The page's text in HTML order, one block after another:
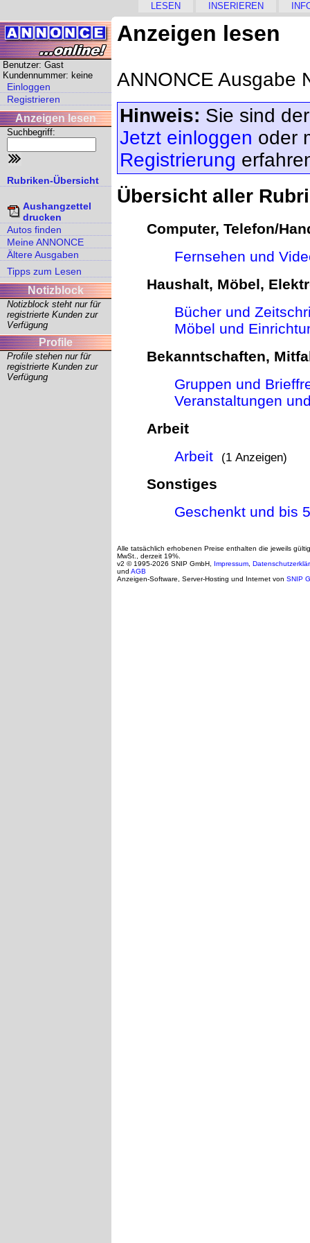
LESEN INSERIEREN
Benutzer: Gast
Kundennummer: keine
Einloggen
Registrieren
Anzeigen lesen
Suchbegriff:
Rubriken-Übersicht
Aushangzettel
drucken
Autos finden
Meine ANNONCE
Ältere Ausgaben
Tipps zum Lesen
Notizblock
Notizblock steht nur für
registrierte Kunden zur
Verfügung
Profile
Profile stehen nur für
registrierte Kunden zur
Verfügung
Anzeigen lesen
ANNONCE Ausgabe
Hinweis: Sie sind
Jetzt einloggen oder
Registrierung
Übersicht aller
Computer, Telefon/
Fernsehen und
Haushalt, Möbel,
Bücher und
Möbel und
Bekanntschaften,
Gruppen und
Veranstaltungen
Arbeit
Arbeit
(1 Anzeigen)
Sonstiges
Geschenkt und bis
Alle tatsächlich erhobenen Preise enthalten die jeweils
MwSt., derzeit 19%.
v2 © 1995-2026 SNIP GmbH, Impressum
und AGB
Anzeigen-Software, Server-Hosting und Internet von SNIP